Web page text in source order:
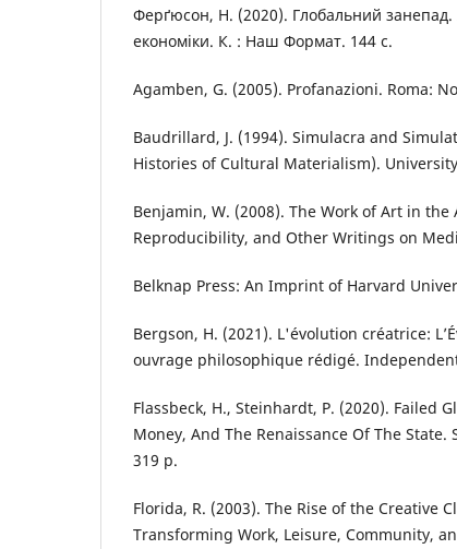
Ферґюсон, Н. (2020). Глобальний занепад.
економіки. К. : Наш Формат. 144 с.
Agamben, G. (2005). Profanazioni. Roma:
Baudrillard, J. (1994). Simulacra and
Histories of Cultural Materialism).
Benjamin, W. (2008). The Work of Art in
Reproducibility, and Other Writings on
Belknap Press: An Imprint of Harvard
Bergson, H. (2021). L'évolution créatrice:
ouvrage philosophique rédigé.
Flassbeck, H., Steinhardt, P. (2020). Failed
Money, And The Renaissance Of The
319 р.
Florida, R. (2003). The Rise of the Creative
Transforming Work, Leisure, Community,